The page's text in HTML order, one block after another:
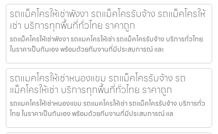
รถแม็คโครให้เช่าพังงา รถแม็คโครรับจ้าง รถแม็คโครให้
เช่า บริการทุกพื้นที่ทั่วไทย ราคาถูก
รถแม็คโครให้เช่าพังงา รถแมคโครให้เช่า รถแม็คโครรับจ้าง บริการทั่วไทย
ในราคาเป็นกันเอง พร้อมด้วยทีมงานที่มีประสบการณ์ และ
รถแมคโครให้เช่าหนองแขม รถแม็คโครรับจ้าง รถ
แม็คโครให้เช่า บริการทุกพื้นที่ทั่วไทย ราคาถูก
รถแมคโครให้เช่าหนองแขม รถแมคโครให้เช่า รถแม็คโครรับจ้าง บริการทั่ว
ไทย ในราคาเป็นกันเอง พร้อมด้วยทีมงานที่มีประสบการณ์ แล